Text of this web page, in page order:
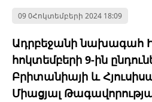
09 0Հոկտեմբերի 2024 18:09
Ադրբեջանի նախագահ
հոկտեմբերի 9-ին
Բրիտանիայի և
Միացյալ